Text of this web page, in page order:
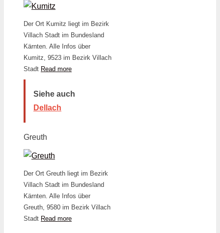
Der Ort Kumitz liegt im Bezirk
Villach Stadt im Bundesland
Kärnten. Alle Infos über
Kumitz, 9523 im Bezirk Villach
Stadt Read more
Siehe auch
Dellach
Greuth
Der Ort Greuth liegt im Bezirk
Villach Stadt im Bundesland
Kärnten. Alle Infos über
Greuth, 9580 im Bezirk Villach
Stadt Read more